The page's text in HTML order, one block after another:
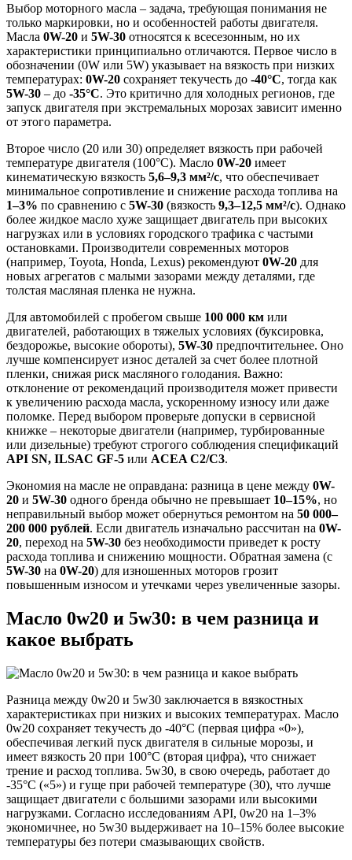
Выбор моторного масла – задача, требующая понимания не
только маркировки, но и особенностей работы двигателя.
Масла 0W-20 и 5W-30 относятся к всесезонным, но их
характеристики принципиально отличаются. Первое число в
обозначении (0W или 5W) указывает на вязкость при низких
температурах: 0W-20 сохраняет текучесть до -40°C, тогда как
5W-30 – до -35°C. Это критично для холодных регионов, где
запуск двигателя при экстремальных морозах зависит именно
от этого параметра.
Второе число (20 или 30) определяет вязкость при рабочей
температуре двигателя (100°C). Масло 0W-20 имеет
кинематическую вязкость 5,6–9,3 мм²/с, что обеспечивает
минимальное сопротивление и снижение расхода топлива на
1–3% по сравнению с 5W-30 (вязкость 9,3–12,5 мм²/с). Однако
более жидкое масло хуже защищает двигатель при высоких
нагрузках или в условиях городского трафика с частыми
остановками. Производители современных моторов
(например, Toyota, Honda, Lexus) рекомендуют 0W-20 для
новых агрегатов с малыми зазорами между деталями, где
толстая масляная пленка не нужна.
Для автомобилей с пробегом свыше 100 000 км или
двигателей, работающих в тяжелых условиях (буксировка,
бездорожье, высокие обороты), 5W-30 предпочтительнее. Оно
лучше компенсирует износ деталей за счет более плотной
пленки, снижая риск масляного голодания. Важно:
отклонение от рекомендаций производителя может привести
к увеличению расхода масла, ускоренному износу или даже
поломке. Перед выбором проверьте допуски в сервисной
книжке – некоторые двигатели (например, турбированные
или дизельные) требуют строгого соблюдения спецификаций
API SN, ILSAC GF-5 или ACEA C2/C3.
Экономия на масле не оправдана: разница в цене между 0W-
20 и 5W-30 одного бренда обычно не превышает 10–15%, но
неправильный выбор может обернуться ремонтом на 50 000–
200 000 рублей. Если двигатель изначально рассчитан на 0W-
20, переход на 5W-30 без необходимости приведет к росту
расхода топлива и снижению мощности. Обратная замена (с
5W-30 на 0W-20) для изношенных моторов грозит
повышенным износом и утечками через увеличенные зазоры.
Масло 0w20 и 5w30: в чем разница и
какое выбрать
Разница между 0w20 и 5w30 заключается в вязкостных
характеристиках при низких и высоких температурах. Масло
0w20 сохраняет текучесть до -40°C (первая цифра «0»),
обеспечивая легкий пуск двигателя в сильные морозы, и
имеет вязкость 20 при 100°C (вторая цифра), что снижает
трение и расход топлива. 5w30, в свою очередь, работает до
-35°C («5») и гуще при рабочей температуре (30), что лучше
защищает двигатели с большими зазорами или высокими
нагрузками. Согласно исследованиям API, 0w20 на 1–3%
экономичнее, но 5w30 выдерживает на 10–15% более высокие
температуры без потери смазывающих свойств.